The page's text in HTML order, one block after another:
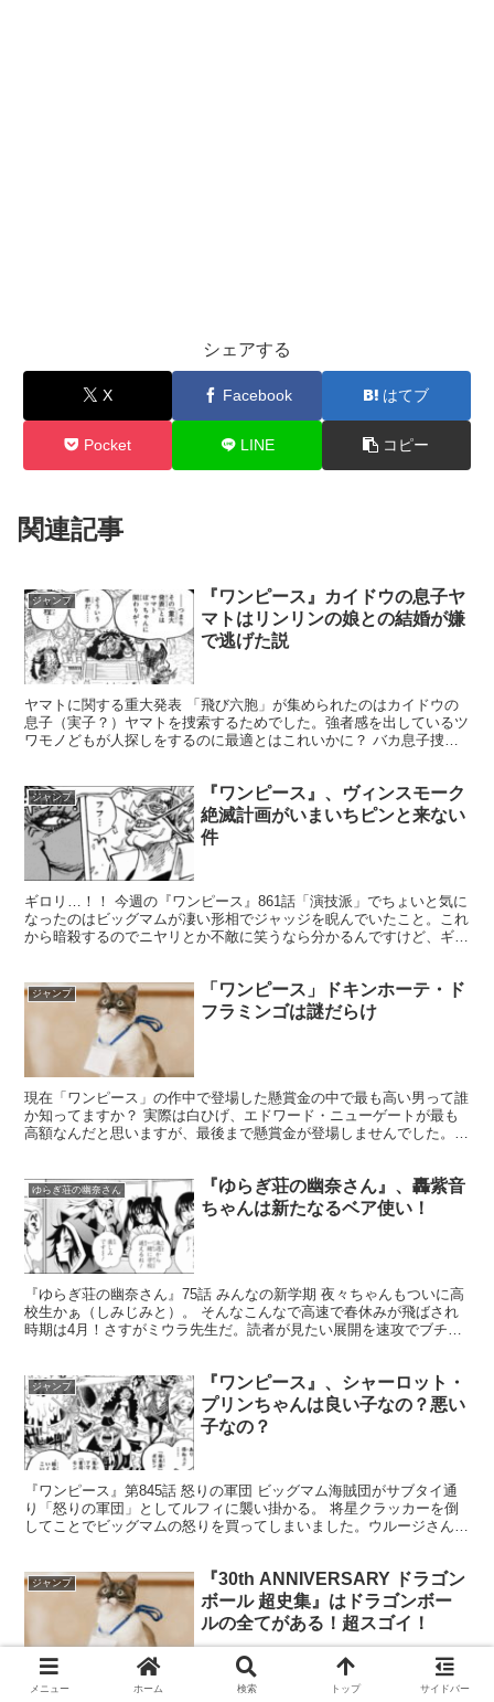
シェアする
X Facebook はてブ
Pocket LINE コピー
関連記事
ジャンプ
『ワンピース』カイドウの息子ヤ
マトはリンリンの娘との結婚が嫌
で逃げた説
ヤマトに関する重大発表 「飛び六胞」が集められたのはカイドウの
息子（実子？）ヤマトを捜索するためでした。強者感を出しているツ
ワモノどもが人探しをするのに最適とはこれいかに？ バカ息子捜索
ジャンプ
『ワンピース』、ヴィンスモーク
絶滅計画がいまいちピンと来ない
件
ギロリ…！！ 今週の『ワンピース』861話「演技派」でちょいと気に
なったのはビッグマムが凄い形相でジャッジを睨んでいたこと。これ
から暗殺するのでニヤリとか不敵に笑うなら分かるんですけど、ギロ
ジャンプ
「ワンピース」ドキンホーテ・ド
フラミンゴは謎だらけ
現在「ワンピース」の作中で登場した懸賞金の中で最も高い男って誰
か知ってますか？ 実際は白ひげ、エドワード・ニューゲートが最も
高額なんだと思いますが、最後まで懸賞金が登場しませんでした。
ゆらぎ荘の幽奈さん
『ゆらぎ荘の幽奈さん』、轟紫音
ちゃんは新たなるベア使い！
『ゆらぎ荘の幽奈さん』75話 みんなの新学期 夜々ちゃんもついに高
校生かぁ（しみじみと）。 そんなこんなで高速で春休みが飛ばされ
時期は4月！さすがミウラ先生だ。読者が見たい展開を速攻でブチ込
ジャンプ
『ワンピース』、シャーロット・
プリンちゃんは良い子なの？悪い
子なの？
『ワンピース』第845話 怒りの軍団 ビッグマム海賊団がサブタイ通
り「怒りの軍団」としてルフィに襲い掛かる。 将星クラッカーを倒
してことでビッグマムの怒りを買ってしまいました。ウルージさんが
ジャンプ
『30th ANNIVERSARY ドラゴン
ボール 超史集』はドラゴンボー
ルの全てがある！超スゴイ！
『30th ANNIVERSARY ドラゴンボール 超史集』が発売されまし
メニュー ホーム 検索 トップ サイドバー